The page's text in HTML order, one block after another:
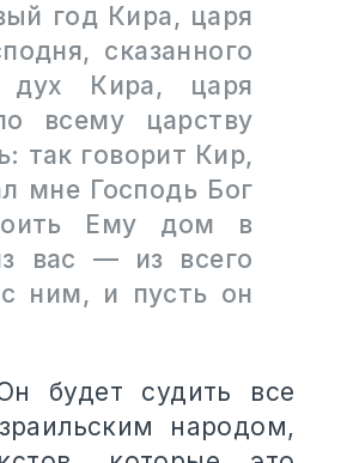
год Кира, царя
сказанного
дух Кира, царя
всему царству
так говорит Кир,
мне Господь Бог
Ему дом в
вас — из всего
ним, и пусть он
будет судить все
народом,